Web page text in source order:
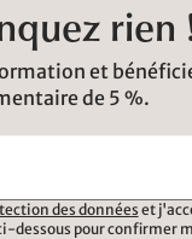
rien
et
de 5 %.
des donnéeset
dessous pour confirmer